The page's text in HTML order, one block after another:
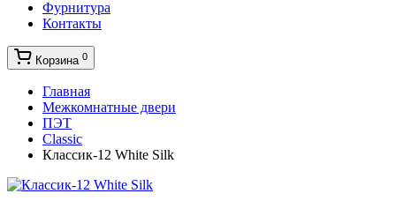
Фурнитура
Контакты
Корзина 0
Главная
Межкомнатные двери
ПЭТ
Classic
Классик-12 White Silk